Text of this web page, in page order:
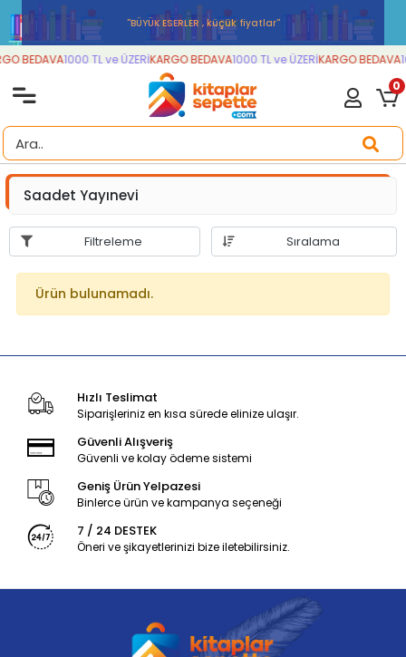
''BÜYÜK ESERLER , küçük fiyatlar''
BEDAVA1000 TL ve ÜZERİKARGO BEDAVA1000 TL ve ÜZERİKARGO BEDAVA
0
Saadet Yayınevi
Filtreleme Sıralama
Ürün bulunamadı.
Hızlı Teslimat
Siparişleriniz en kısa sürede elinize ulaşır.
Güvenli Alışveriş
Güvenli ve kolay ödeme sistemi
Geniş Ürün Yelpazesi
Binlerce ürün ve kampanya seçeneği
7 / 24 DESTEK
Öneri ve şikayetlerinizi bize iletebilirsiniz.